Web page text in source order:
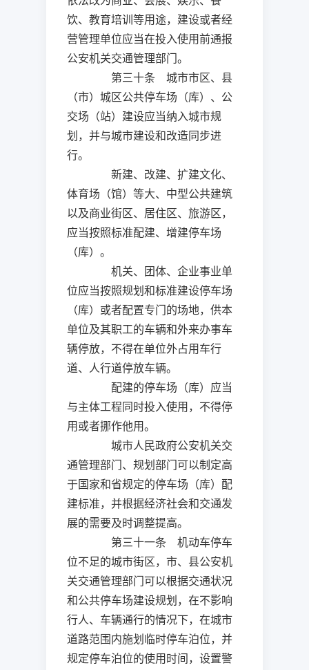
饮、教育培训等用途，建设或者经
营管理单位应当在投入使用前通报
公安机关交通管理部门。
第三十条 城市市区、县
（市）城区公共停车场（库）、公
交场（站）建设应当纳入城市规
划，并与城市建设和改造同步进
行。
新建、改建、扩建文化、
体育场（馆）等大、中型公共建筑
以及商业街区、居住区、旅游区，
应当按照标准配建、增建停车场
（库）。
机关、团体、企业事业单
位应当按照规划和标准建设停车场
（库）或者配置专门的场地，供本
单位及其职工的车辆和外来办事车
辆停放，不得在单位外占用车行
道、人行道停放车辆。
配建的停车场（库）应当
与主体工程同时投入使用，不得停
用或者挪作他用。
城市人民政府公安机关交
通管理部门、规划部门可以制定高
于国家和省规定的停车场（库）配
建标准，并根据经济社会和交通发
展的需要及时调整提高。
第三十一条 机动车停车
位不足的城市街区，市、县公安机
关交通管理部门可以根据交通状况
和公共停车场建设规划，在不影响
行人、车辆通行的情况下，在城市
道路范围内施划临时停车泊位，并
规定停车泊位的使用时间，设置警